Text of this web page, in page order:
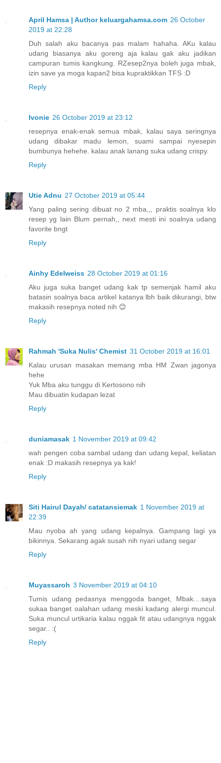
April Hamsa | Author keluargahamsa.com 26 October
2019 at 22:28
Duh salah aku bacanya pas malam hahaha. AKu kalau
udang biasanya aku goreng aja kalau gak aku jadikan
campuran tumis kangkung. RZesep2nya boleh juga mbak,
izin save ya moga kapan2 bisa kupraktikkan TFS :D
Reply
Ivonie 26 October 2019 at 23:12
resepnya enak-enak semua mbak, kalau saya seringnya
udang dibakar madu lemon, suami sampai nyesepin
bumbunya hehehe. kalau anak lanang suka udang crispy.
Reply
Utie Adnu 27 October 2019 at 05:44
Yang paling sering dibuat no 2 mba,,, praktis soalnya klo
resep yg lain Blum pernah,, next mesti ini soalnya udang
favorite bngt
Reply
Ainhy Edelweiss 28 October 2019 at 01:16
Aku juga suka banget udang kak tp semenjak hamil aku
batasin soalnya baca artikel katanya lbh baik dikurangi, btw
makasih resepnya noted nih 😊
Reply
Rahmah 'Suka Nulis' Chemist 31 October 2019 at 16:01
Kalau urusan masakan memang mba HM Zwan jagonya
hehe
Yuk Mba aku tunggu di Kertosono nih
Mau dibuatin kudapan lezat
Reply
duniamasak 1 November 2019 at 09:42
wah pengen coba sambal udang dan udang kepal, keliatan
enak :D makasih resepnya ya kak!
Reply
Siti Hairul Dayah/ catatansiemak 1 November 2019 at
22:39
Mau nyoba ah yang udang kepalnya. Gampang lagi ya
bikinnya. Sekarang agak susah nih nyari udang segar
Reply
Muyassaroh 3 November 2019 at 04:10
Tumis udang pedasnya menggoda banget, Mbak....saya
sukaa banget oalahan udang meski kadang alergi muncul.
Suka muncul urtikaria kalau nggak fit atau udangnya nggak
segar.. :(
Reply